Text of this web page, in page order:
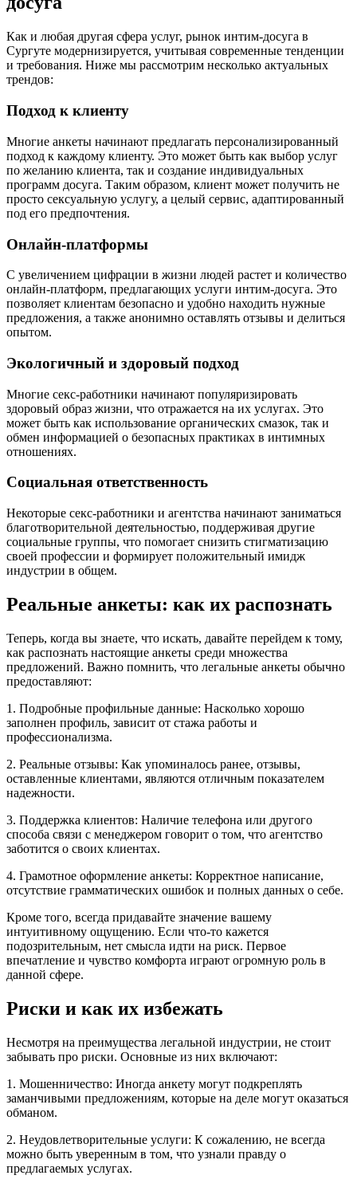
Как и любая другая сфера услуг, рынок интим-досуга в
Сургуте модернизируется, учитывая современные тенденции
и требования. Ниже мы рассмотрим несколько актуальных
трендов:
Подход к клиенту
Многие анкеты начинают предлагать персонализированный
подход к каждому клиенту. Это может быть как выбор услуг
по желанию клиента, так и создание индивидуальных
программ досуга. Таким образом, клиент может получить не
просто сексуальную услугу, а целый сервис, адаптированный
под его предпочтения.
Онлайн-платформы
С увеличением цифрации в жизни людей растет и количество
онлайн-платформ, предлагающих услуги интим-досуга. Это
позволяет клиентам безопасно и удобно находить нужные
предложения, а также анонимно оставлять отзывы и делиться
опытом.
Экологичный и здоровый подход
Многие секс-работники начинают популяризировать
здоровый образ жизни, что отражается на их услугах. Это
может быть как использование органических смазок, так и
обмен информацией о безопасных практиках в интимных
отношениях.
Социальная ответственность
Некоторые секс-работники и агентства начинают заниматься
благотворительной деятельностью, поддерживая другие
социальные группы, что помогает снизить стигматизацию
своей профессии и формирует положительный имидж
индустрии в общем.
Реальные анкеты: как их распознать
Теперь, когда вы знаете, что искать, давайте перейдем к тому,
как распознать настоящие анкеты среди множества
предложений. Важно помнить, что легальные анкеты обычно
предоставляют:
1. Подробные профильные данные: Насколько хорошо
заполнен профиль, зависит от стажа работы и
профессионализма.
2. Реальные отзывы: Как упоминалось ранее, отзывы,
оставленные клиентами, являются отличным показателем
надежности.
3. Поддержка клиентов: Наличие телефона или другого
способа связи с менеджером говорит о том, что агентство
заботится о своих клиентах.
4. Грамотное оформление анкеты: Корректное написание,
отсутствие грамматических ошибок и полных данных о себе.
Кроме того, всегда придавайте значение вашему
интуитивному ощущению. Если что-то кажется
подозрительным, нет смысла идти на риск. Первое
впечатление и чувство комфорта играют огромную роль в
данной сфере.
Риски и как их избежать
Несмотря на преимущества легальной индустрии, не стоит
забывать про риски. Основные из них включают:
1. Мошенничество: Иногда анкету могут подкреплять
заманчивыми предложениям, которые на деле могут оказаться
обманом.
2. Неудовлетворительные услуги: К сожалению, не всегда
можно быть уверенным в том, что узнали правду о
предлагаемых услугах.